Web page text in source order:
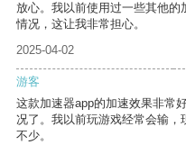
放心。我以前使用过一些其他的
情况，这让我非常担心。
2025-04-02
游客
这款加速器app的加速效果非常
况了。我以前玩游戏经常会输，
不少。